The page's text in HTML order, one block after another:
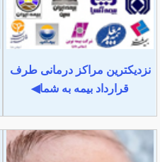
نزدیکترین مراکز درمانی طرف
قرارداد بیمه به شما◀